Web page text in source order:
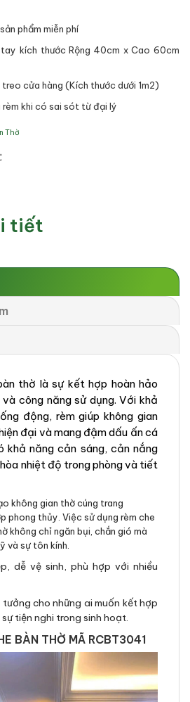
phẩm miễn phí
kích thước Rộng 40cm x Cao 60cm
cửa hàng (Kích thước dưới 1m2)
rèm khi có sai sót từ đại lý
Thờ
tiết
thờ là sự kết hợp hoàn hảo
công năng sử dụng. Với khả
động, rèm giúp không gian
đại và mang đậm dấu ấn cá
khả năng cản sáng, cản nắng
nhiệt độ trong phòng và tiết
không gian thờ cúng trang
phong thủy. Việc sử dụng rèm che
không chỉ ngăn bụi, chắn gió mà
và sự tôn kính.
dễ vệ sinh, phù hợp với nhiều
cho những ai muốn kết hợp
tiện nghi trong sinh hoạt.
BÀN THỜ MÃ RCBT3041